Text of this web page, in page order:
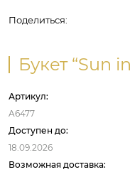
Поделиться:
Букет “Sun
Артикул:
A6477
Доступен до:
18.09.2026
Возможная доставка: